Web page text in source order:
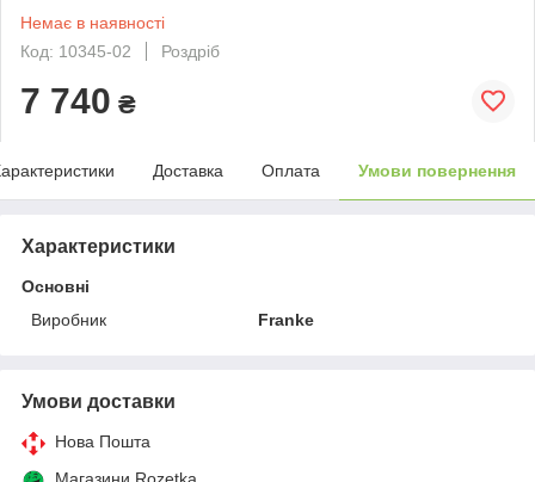
Немає в наявності
Код: 10345-02
Роздріб
7 740 ₴
Доставка Оплата Умови повернення
Характеристики
Основні
Виробник
Franke
Умови доставки
Нова Пошта
Магазини Rozetka